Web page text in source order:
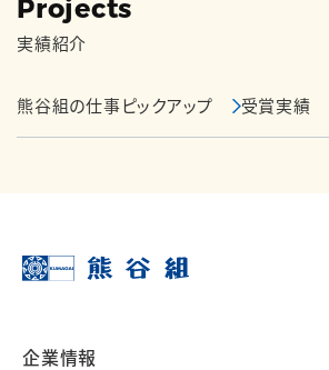
Projects
実績紹介
熊谷組の仕事ピックアップ 受賞実績
企業情報